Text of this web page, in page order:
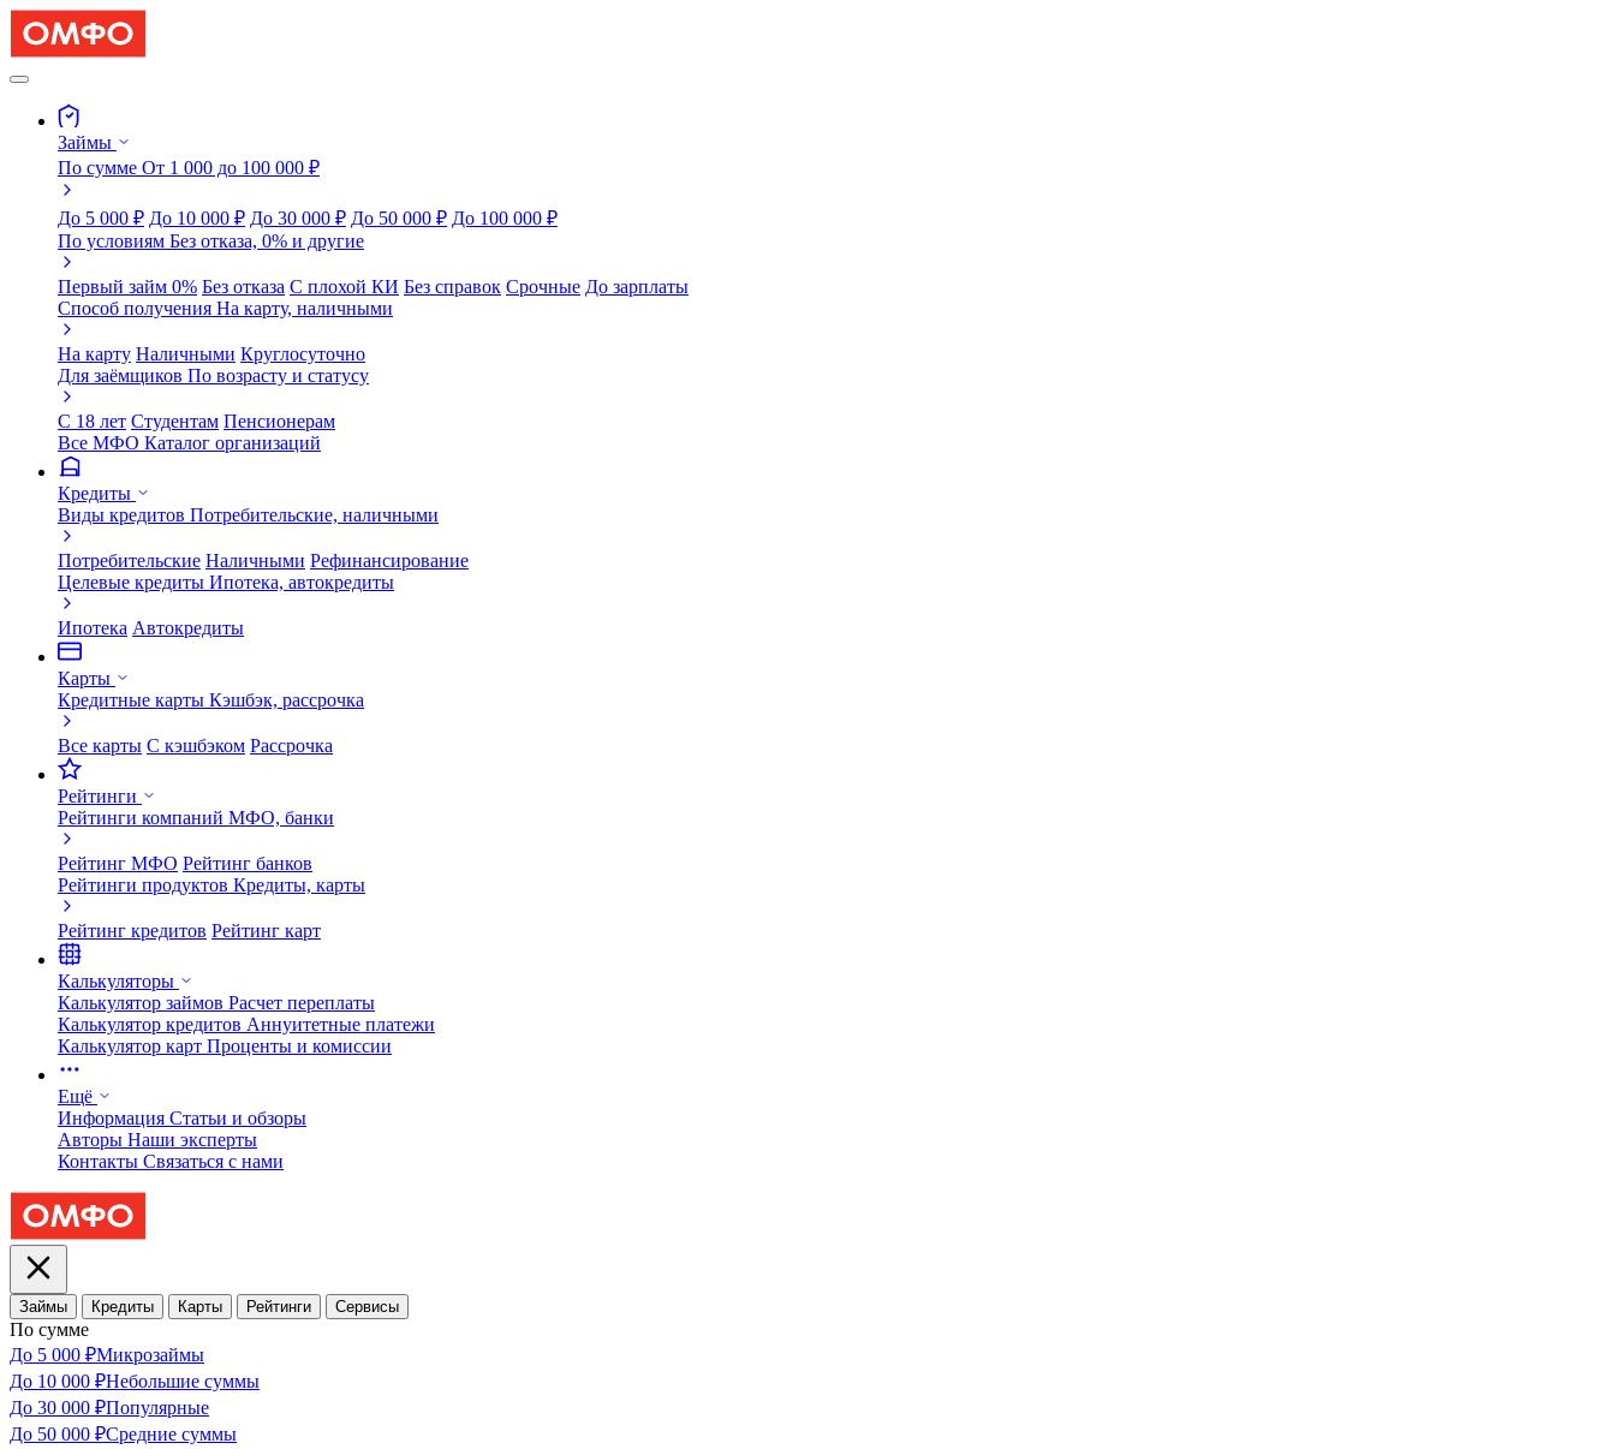
Займы
По сумме От 1 000 до 100 000 ₽
До 5 000 ₽ До 10 000 ₽ До 30 000 ₽ До 50 000 ₽ До 100 000 ₽
По условиям Без отказа, 0% и другие
Первый займ 0% Без отказа С плохой КИ Без справок Срочные До зарплаты
Способ получения На карту, наличными
На карту Наличными Круглосуточно
Для заёмщиков По возрасту и статусу
С 18 лет Студентам Пенсионерам
Все МФО Каталог организаций
Кредиты
Виды кредитов Потребительские, наличными
Потребительские Наличными Рефинансирование
Целевые кредиты Ипотека, автокредиты
Ипотека Автокредиты
Карты
Кредитные карты Кэшбэк, рассрочка
Все карты С кэшбэком Рассрочка
Рейтинги
Рейтинги компаний МФО, банки
Рейтинг МФО Рейтинг банков
Рейтинги продуктов Кредиты, карты
Рейтинг кредитов Рейтинг карт
Калькуляторы
Калькулятор займов Расчет переплаты
Калькулятор кредитов Аннуитетные платежи
Калькулятор карт Проценты и комиссии
Ещё
Информация Статьи и обзоры
Авторы Наши эксперты
Контакты Связаться с нами
Займы Кредиты Карты Рейтинги Сервисы
По сумме
До 5 000 ₽Микрозаймы
До 10 000 ₽Небольшие суммы
До 30 000 ₽Популярные
До 50 000 ₽Средние суммы